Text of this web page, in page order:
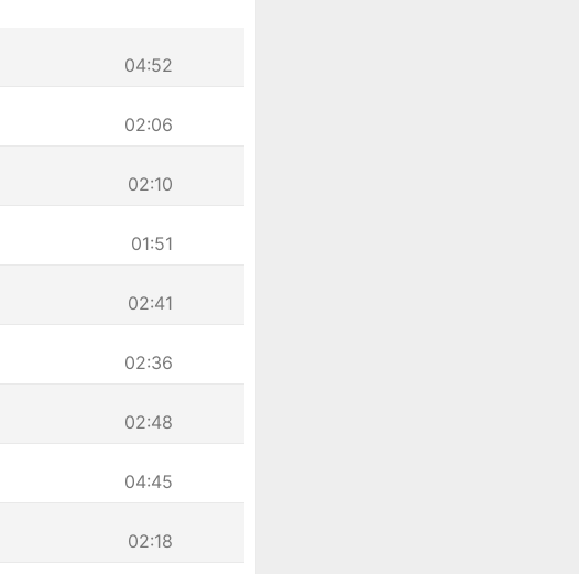
04:52
02:06
02:10
01:51
02:41
02:36
02:48
04:45
02:18